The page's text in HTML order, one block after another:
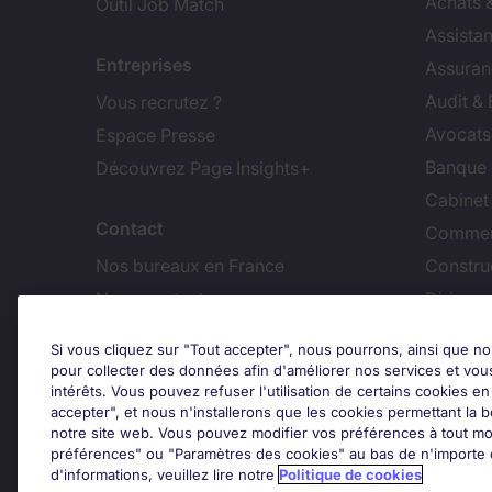
Outil Job Match
Entreprises
Vous recrutez ?
Espace Presse
Découvrez Page Insights+
Contact
Nos bureaux en France
Nous contacter
Les avis Google
Google Rating
4.2
Audit &
Si vous cliquez sur "Tout accepter", nous pourrons, ainsi que
pour collecter des données afin d'améliorer nos services et
intérêts. Vous pouvez refuser l'utilisation de certains cookies
accepter", et nous n'installerons que les cookies permettant la
notre site web. Vous pouvez modifier vos préférences à tout
préférences" ou "Paramètres des cookies" au bas de
d'informations, veuillez lire notre Politique de cookies